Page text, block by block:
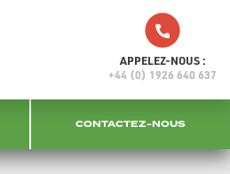
APPELEZ-NOUS :
+44 (0) 1926 640 637
CONTACTEZ-NOUS